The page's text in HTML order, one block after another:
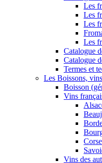
Les
Les
Les
Les
Catalogue
Catalogue
Termes et
Les Boissons,
Boisson
Vins
Vins des